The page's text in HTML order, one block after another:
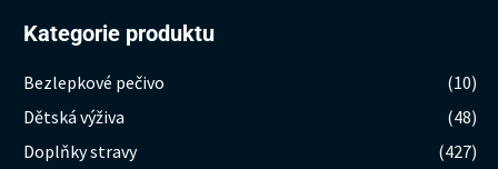
Kategorie produktu
Bezlepkové pečivo
(10)
Dětská výživa
(48)
Doplňky stravy
(427)